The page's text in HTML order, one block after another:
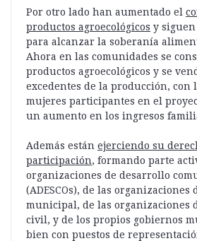
Por otro lado han aumentado el
productos agroecológicos y
para alcanzar la soberanía
Ahora en las comunidades se
productos agroecológicos y se
excedentes de la producción, con
mujeres participantes en el
un aumento en los ingresos
Además están ejerciendo su
participación, formando parte
organizaciones de desarrollo
(ADESCOs), de las organizaciones
municipal, de las organizaciones
civil, y de los propios gobiernos
bien con puestos de